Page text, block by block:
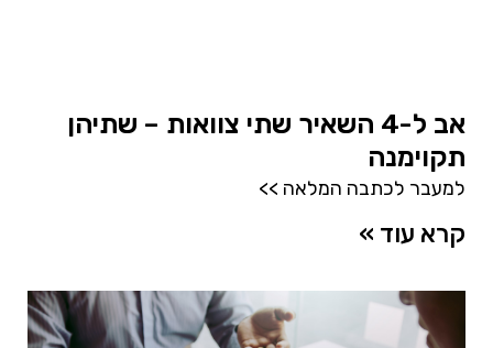
אב ל-4 השאיר שתי צוואות – שתיהן
תקוימנה
למעבר לכתבה המלאה >>
קרא עוד »